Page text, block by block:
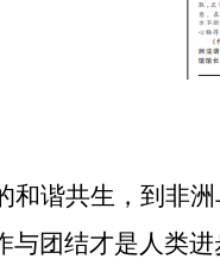
和谐共生，到非
与团结才是人类